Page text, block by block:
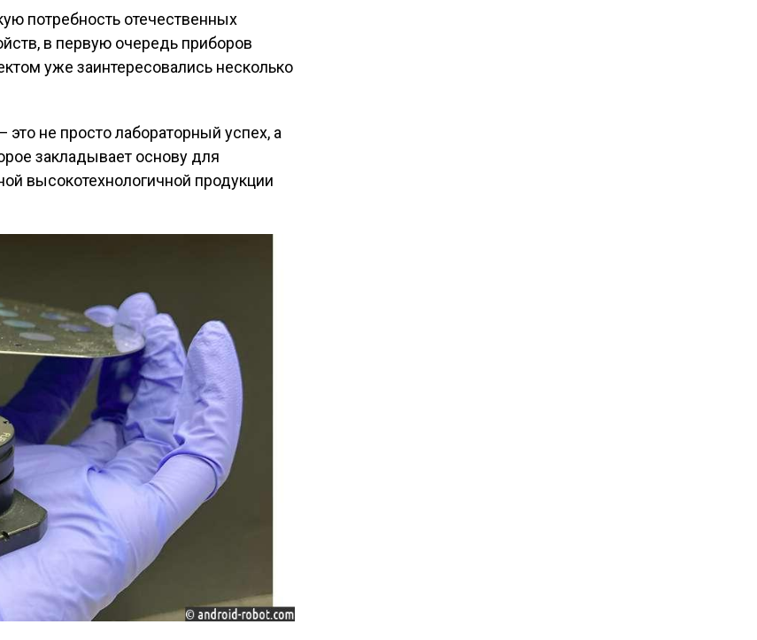
потребность отечественных
в первую очередь приборов
уже заинтересовались несколько
не просто лабораторный успех, а
закладывает основу для
высокотехнологичной продукции